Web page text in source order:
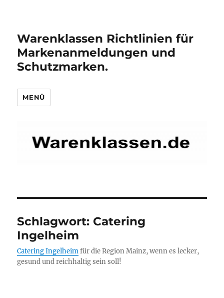
Warenklassen Richtlinien für
Markenanmeldungen und
Schutzmarken.
MENÜ
Schlagwort: Catering
Ingelheim
Catering Ingelheimfür die Region Mainz, wenn es lecker,
gesund und reichhaltig sein soll!